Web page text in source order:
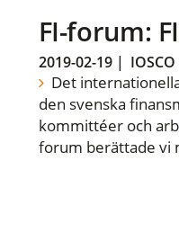
FI-forum:
2019-02-19| IOSCO
Det
den svenska
kommittéer och
forum berättade vi